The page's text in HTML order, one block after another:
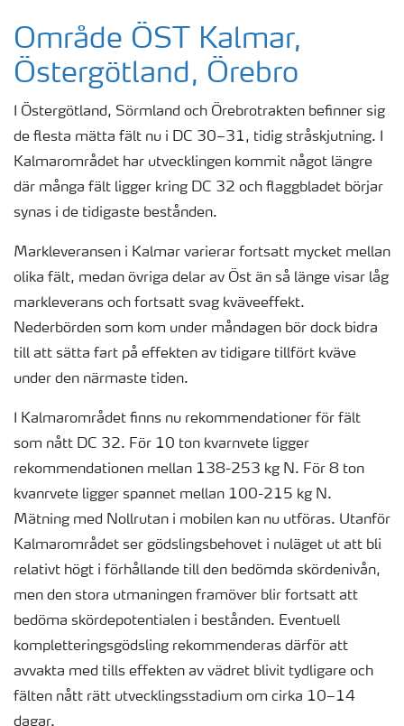
Område ÖST Kalmar,
Östergötland, Örebro
I Östergötland, Sörmland och Örebrotrakten befinner sig
de flesta mätta fält nu i DC 30–31, tidig stråskjutning. I
Kalmarområdet har utvecklingen kommit något längre
där många fält ligger kring DC 32 och flaggbladet börjar
synas i de tidigaste bestånden.
Markleveransen i Kalmar varierar fortsatt mycket mellan
olika fält, medan övriga delar av Öst än så länge visar låg
markleverans och fortsatt svag kväveeffekt.
Nederbörden som kom under måndagen bör dock bidra
till att sätta fart på effekten av tidigare tillfört kväve
under den närmaste tiden.
I Kalmarområdet finns nu rekommendationer för fält
som nått DC 32. För 10 ton kvarnvete ligger
rekommendationen mellan 138-253 kg N. För 8 ton
kvanrvete ligger spannet mellan 100-215 kg N.
Mätning med Nollrutan i mobilen kan nu utföras. Utanför
Kalmarområdet ser gödslingsbehovet i nuläget ut att bli
relativt högt i förhållande till den bedömda skördenivån,
men den stora utmaningen framöver blir fortsatt att
bedöma skördepotentialen i bestånden. Eventuell
kompletteringsgödsling rekommenderas därför att
avvakta med tills effekten av vädret blivit tydligare och
fälten nått rätt utvecklingsstadium om cirka 10–14
dagar.